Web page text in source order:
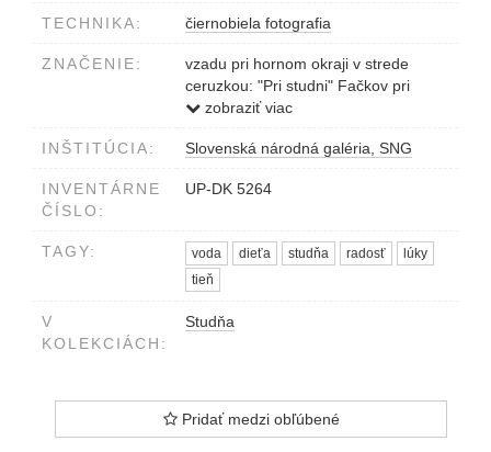
TECHNIKA: čiernobiela fotografia
ZNAČENIE:
vzadu pri hornom okraji v strede
ceruzkou: "Pri studni" Fačkov pri
Rajci, 1957
zobraziť viac
INŠTITÚCIA: Slovenská národná galéria, SNG
INVENTÁRNE
ČÍSLO:
UP-DK 5264
TAGY: voda dieťa studňa radosť
lúky
tieň
V
KOLEKCIÁCH:
Studňa
Pridať medzi obľúbené